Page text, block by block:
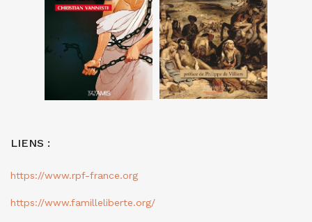
LIENS :
https://www.rpf-france.org
https://www.familleliberte.org/